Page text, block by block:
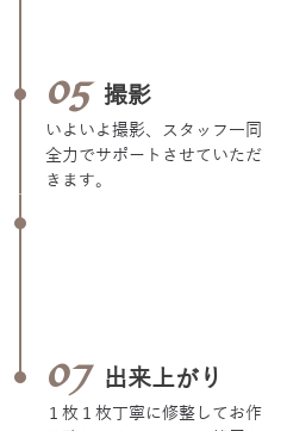
05 撮影
いよいよ撮影、スタッフ一同
全力でサポートさせていただ
きます。
07 出来上がり
１枚１枚丁寧に修整してお作